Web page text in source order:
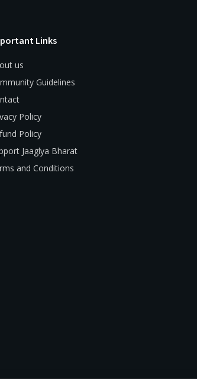
Links
us
Guidelines
Policy
Policy
Jaaglya Bharat
and Conditions